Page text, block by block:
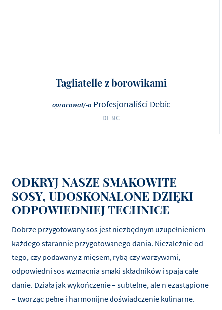
Tagliatelle z borowikami
opracował/-a Profesjonaliści Debic
DEBIC
ODKRYJ NASZE SMAKOWITE
SOSY, UDOSKONALONE DZIĘKI
ODPOWIEDNIEJ TECHNICE
Dobrze przygotowany sos jest niezbędnym uzupełnieniem
każdego starannie przygotowanego dania. Niezależnie od
tego, czy podawany z mięsem, rybą czy warzywami,
odpowiedni sos wzmacnia smaki składników i spaja całe
danie. Działa jak wykończenie – subtelne, ale niezastąpione
– tworząc pełne i harmonijne doświadczenie kulinarne.